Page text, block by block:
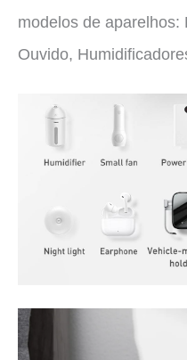
modelos de
Ouvido,